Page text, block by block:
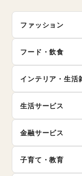
ファッション
レディースファ
ユニセックス
インナー・ルー
キッズ・ベビー
スポーツ
シーズナルウェア
腕時計
靴
バッグ・革小物
ファッション雑貨
フード・飲食
和菓子
パン
お弁当・惣菜
軽食・ホットス
コーヒー・紅茶
その他飲料
食材・調味料
物産展・マルシ
インテリア・生活
寝具・ベッド
家具・家電
キッチン雑貨・
掃除用品・生活
文房具
手芸・ハンドメ
生活サービス
インターネット
電気・ガス
ウォーターサー
ハウスクリーニ
金融サービス
保険
銀行
子育て・教育